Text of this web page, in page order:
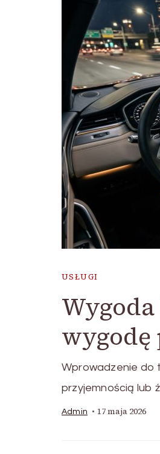
USŁUGI
wygodę
Wprowadzenie do
przyjemnością lub
Admin 17 maja 2026